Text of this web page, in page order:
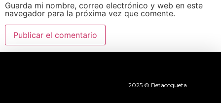
Guarda mi nombre, correo electrónico y web en este
navegador para la próxima vez que comente.
2025 © Betacoqueta